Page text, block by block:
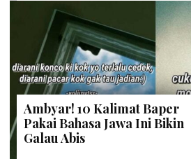
Ambyar! 10 Kalimat Baper
Pakai Bahasa Jawa Ini Bikin
Galau Abis